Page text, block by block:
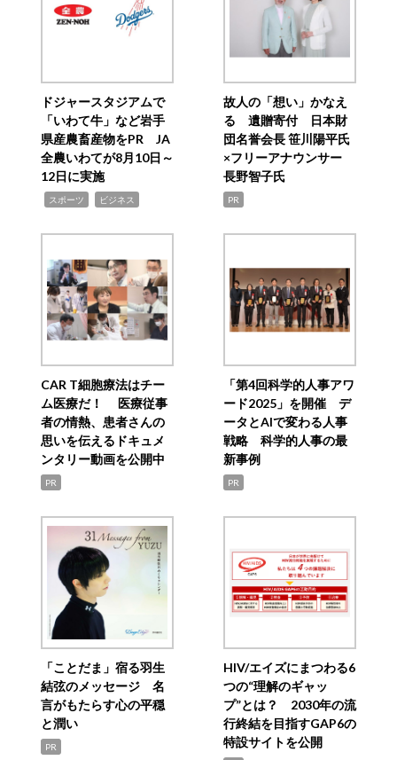
ドジャースタジアムで
「いわて牛」など岩手
県産農畜産物をPR JA
全農いわてが8月10日～
12日に実施
スポーツ ビジネス
故人の「想い」かなえ
る 遺贈寄付 日本財
団名誉会長 笹川陽平氏
×フリーアナウンサー
長野智子氏
PR
CAR T細胞療法はチー
ム医療だ！ 医療従事
者の情熱、患者さんの
思いを伝えるドキュメ
ンタリー動画を公開中
PR
「第4回科学的人事アワ
ード2025」を開催 デ
ータとAIで変わる人事
戦略 科学的人事の最
新事例
PR
「ことだま」宿る羽生
結弦のメッセージ 名
言がもたらす心の平穏
と潤い
PR
HIV/エイズにまつわる6
つの“理解のギャッ
プ”とは？ 2030年の流
行終結を目指すGAP6の
特設サイトを公開